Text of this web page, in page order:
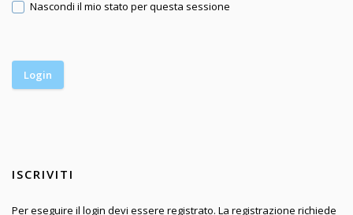
Nascondi il mio stato per questa sessione
ISCRIVITI
Per eseguire il login devi essere registrato. La registrazione richiede